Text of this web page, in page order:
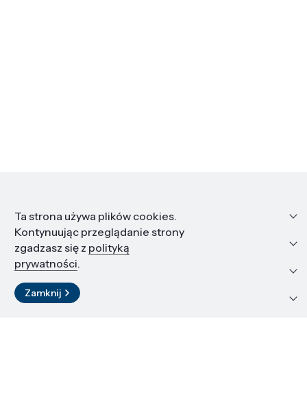
Informacje
Edukacja i kariera
Zasoby i materiały
Kontakt
Ta strona używa plików cookies.
Kontynuując przeglądanie strony
zgadzasz się z polityką
prywatności.
Zamknij